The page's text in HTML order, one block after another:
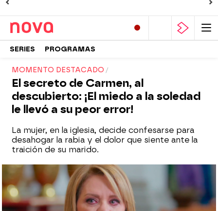
SERIES PROGRAMAS
MOMENTO DESTACADO
El secreto de Carmen, al
descubierto: ¡El miedo a la soledad
le llevó a su peor error!
La mujer, en la iglesia, decide confesarse para
desahogar la rabia y el dolor que siente ante la
traición de su marido.